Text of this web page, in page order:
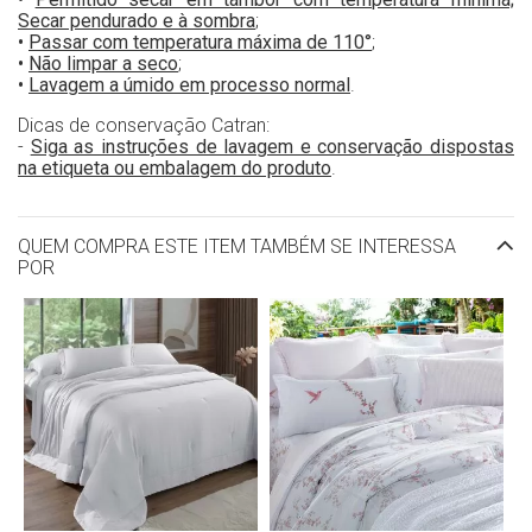
Secar pendurado e à sombra;
• Passar com temperatura máxima de 110°;
• Não limpar a seco;
• Lavagem a úmido em processo normal
Dicas de conservação Catran:
- Siga as instruções de lavagem e conservação dispostas
na etiqueta ou embalagem do produto
QUEM COMPRA ESTE ITEM TAMBÉM SE INTERESSA
POR